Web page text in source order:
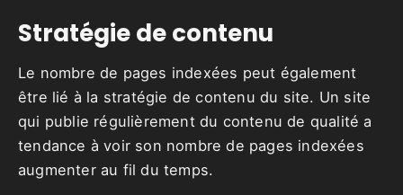
Stratégie de contenu
Le nombre de pages indexées peut également
être lié à la stratégie de contenu du site. Un site
qui publie régulièrement du contenu de qualité a
tendance à voir son nombre de pages indexées
augmenter au fil du temps.